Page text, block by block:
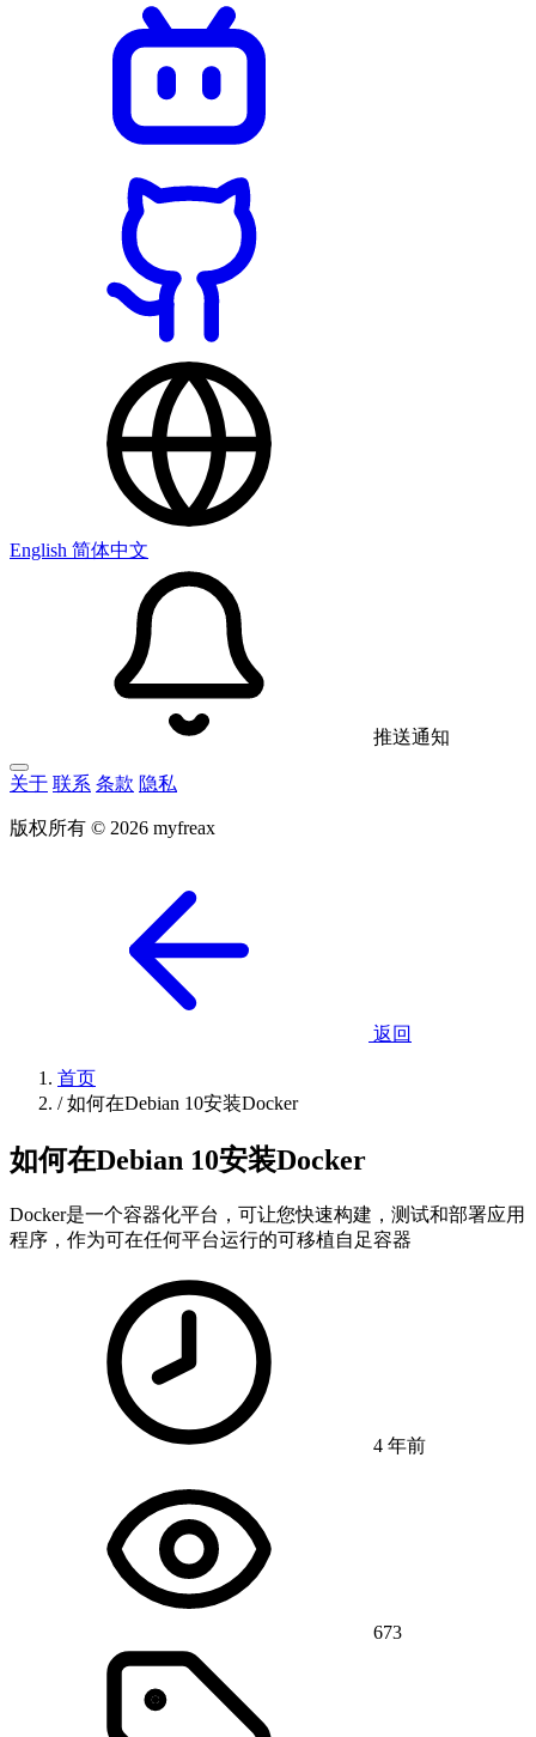
English 简体中文
推送通知
关于 联系 条款 隐私
版权所有 © 2026 myfreax
返回
首页
/ 如何在Debian 10安装Docker
如何在Debian 10安装Docker
Docker是一个容器化平台，可让您快速构建，测试和部署应用
程序，作为可在任何平台运行的可移植自足容器
4 年前
673